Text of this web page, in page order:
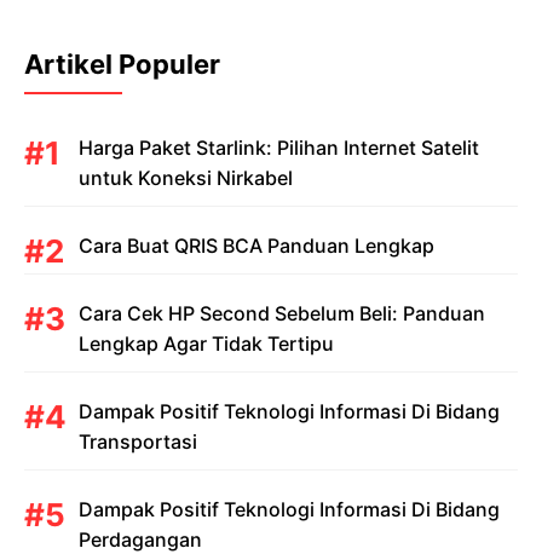
Artikel Populer
Harga Paket Starlink: Pilihan Internet Satelit
untuk Koneksi Nirkabel
Cara Buat QRIS BCA Panduan Lengkap
Cara Cek HP Second Sebelum Beli: Panduan
Lengkap Agar Tidak Tertipu
Dampak Positif Teknologi Informasi Di Bidang
Transportasi
Dampak Positif Teknologi Informasi Di Bidang
Perdagangan